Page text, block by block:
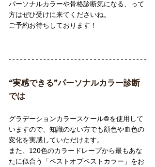
パーソナルカラーや骨格診断気になる、って
方はぜひ受けに来てくださいね。
ご予約お待ちしております！
“実感できる”パーソナルカラー診断
では
グラデーションカラースケール®︎を使用して
いますので、知識のない方でも顔色や血色の
変化を実感していただけます。
また、120色のカラードレープから最もあな
たに似合う「ベストオブベストカラー」をお